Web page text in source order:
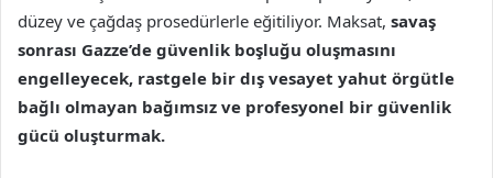
düzey ve çağdaş prosedürlerle eğitiliyor. Maksat, savaş
sonrası Gazze’de güvenlik boşluğu oluşmasını
engelleyecek, rastgele bir dış vesayet yahut örgütle
bağlı olmayan bağımsız ve profesyonel bir güvenlik
gücü oluşturmak.